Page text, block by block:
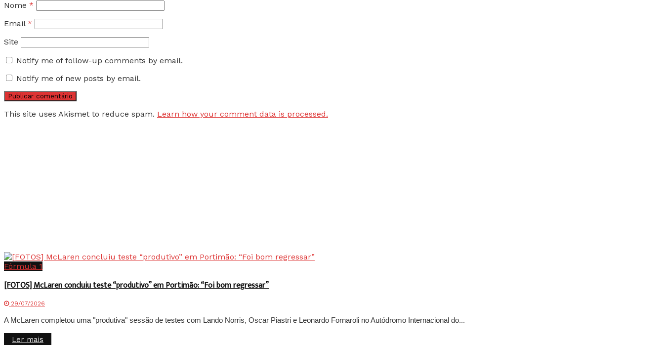
Nome *
Email *
Site
Notify me of follow-up comments by email.
Notify me of new posts by email.
This site uses Akismet to reduce spam. Learn how your comment data is processed.
Fórmula 1
[FOTOS] McLaren concluiu teste “produtivo” em Portimão: “Foi bom regressar”
29/07/2026
A McLaren completou uma "produtiva" sessão de testes com Lando Norris, Oscar Piastri e Leonardo Fornaroli no Autódromo Internacional do...
Ler mais